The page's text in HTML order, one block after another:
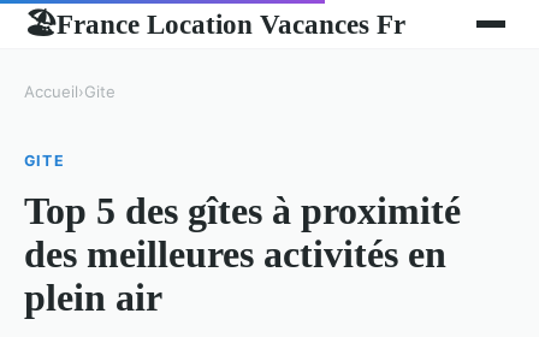
🏖France Location Vacances Fr
Accueil›Gite
GITE
Top 5 des gîtes à proximité
des meilleures activités en
plein air